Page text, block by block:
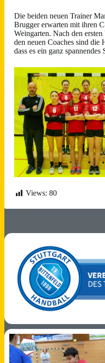
Die beiden neuen Trainer
Brugger erwarten mit ihren
Weingarten. Nach den
den neuen Coaches sind die
dass es ein ganz
Views: 80